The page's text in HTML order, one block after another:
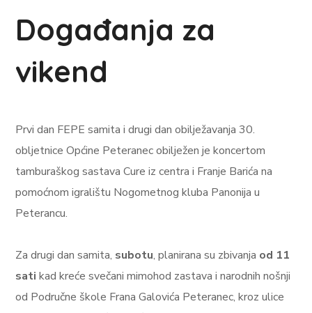
Događanja za
vikend
Prvi dan FEPE samita i drugi dan obilježavanja 30.
obljetnice Općine Peteranec obilježen je koncertom
tamburaškog sastava Cure iz centra i Franje Barića na
pomoćnom igralištu Nogometnog kluba Panonija u
Peterancu.
Za drugi dan samita, subotu, planirana su zbivanja od 11
sati kad kreće svečani mimohod zastava i narodnih nošnji
od Područne škole Frana Galovića Peteranec, kroz ulice